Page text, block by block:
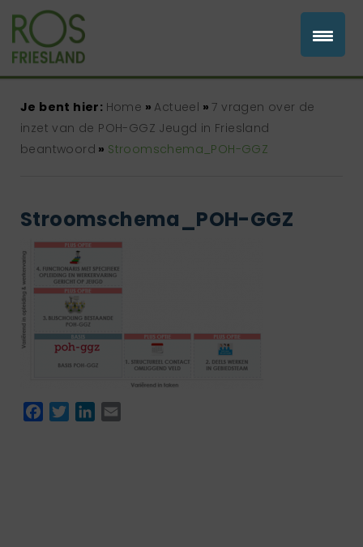
Je bent hier: Home » Actueel » 7 vragen over de
inzet van de POH-GGZ Jeugd in Friesland
beantwoord » Stroomschema_POH-GGZ
Stroomschema_POH-GGZ
Facebook
TwitterLinkedIn